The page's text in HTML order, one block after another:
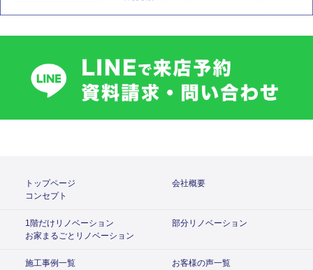
トップページ
会社概要
コンセプト
1階だけリノベーション
部分リノベーション
お家まるごとリノベーション
施工事例一覧
お客様の声一覧